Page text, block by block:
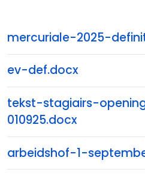
mercuriale-2025-
ev-def.docx
tekst-stagiairs-
010925.docx
arbeidshof-1-